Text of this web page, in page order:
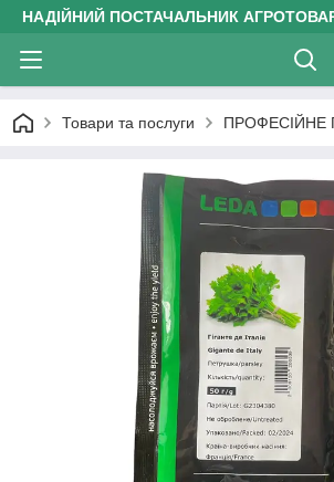
НАДІЙНИЙ ПОСТАЧАЛЬНИК
Товари та послуги ПРОФЕСІЙНЕ